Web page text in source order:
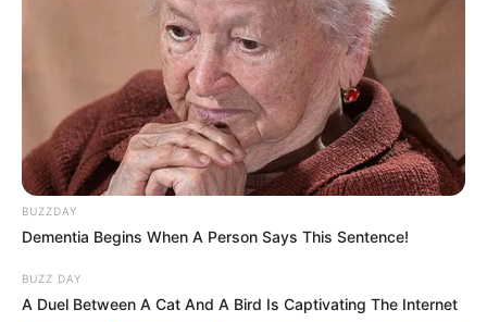
BUZZDAY
Dementia Begins When A Person Says This Sentence!
BUZZ DAY
A Duel Between A Cat And A Bird Is Captivating The Internet